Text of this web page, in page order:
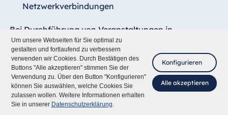
Um unsere Webseiten für Sie optimal zu
gestalten und fortlaufend zu verbessern
verwenden wir Cookies. Durch Bestätigen des
Buttons "Alle akzeptieren" stimmen Sie der
Verwendung zu. Über den Button "Konfigurieren"
können Sie auswählen, welche Cookies Sie
zulassen wollen. Weitere Informationen erhalten
Sie in unserer Datenschutzerklärung.
Konfigurieren
Alle akzeptieren
Netzwerkverbindungen
Bei Durchführung von Veranstaltungen in
Räumlichkeiten des Internationalen Congress Center
Dresden gilt die
Hallenbenutzungsordnung.
Grundrisse Fragen Sie mich